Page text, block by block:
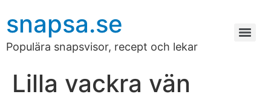
snapsa.se
Populära snapsvisor, recept och lekar
Lilla vackra vän